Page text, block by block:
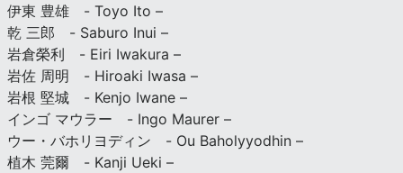
伊東 豊雄 - Toyo Ito –
乾 三郎 - Saburo Inui –
岩倉榮利 - Eiri Iwakura –
岩佐 周明 - Hiroaki Iwasa –
岩根 堅城 - Kenjo Iwane –
インゴ マウラー - Ingo Maurer –
ウー・バホリヨディン - Ou Baholyyodhin –
植木 莞爾 - Kanji Ueki –